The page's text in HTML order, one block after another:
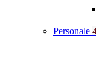
Personale